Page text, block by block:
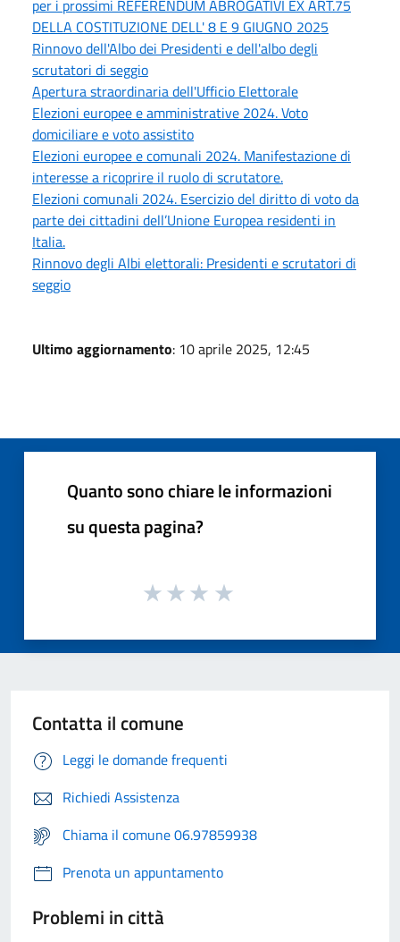
per i prossimi REFERENDUM ABROGATIVI EX ART.75
DELLA COSTITUZIONE DELL' 8 E 9 GIUGNO 2025
Rinnovo dell'Albo dei Presidenti e dell'albo degli
scrutatori di seggio
Apertura straordinaria dell'Ufficio Elettorale
Elezioni europee e amministrative 2024. Voto
domiciliare e voto assistito
Elezioni europee e comunali 2024. Manifestazione di
interesse a ricoprire il ruolo di scrutatore.
Elezioni comunali 2024. Esercizio del diritto di voto da
parte dei cittadini dell’Unione Europea residenti in
Italia.
Rinnovo degli Albi elettorali: Presidenti e scrutatori di
seggio
Ultimo aggiornamento: 10 aprile 2025, 12:45
Quanto sono chiare le informazioni
su questa pagina?
Contatta il comune
Leggi le domande frequenti
Richiedi Assistenza
Chiama il comune 06.97859938
Prenota un appuntamento
Problemi in città